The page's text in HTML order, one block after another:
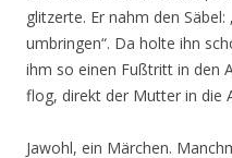
glitzerte. Er nahm den
umbringen“. Da holte ihn
ihm so einen Fußtritt in den
flog, direkt der Mutter in die
Jawohl, ein Märchen.